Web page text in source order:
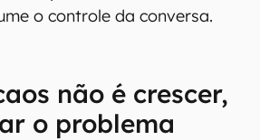
o controle da conversa.
não é crescer,
o problema